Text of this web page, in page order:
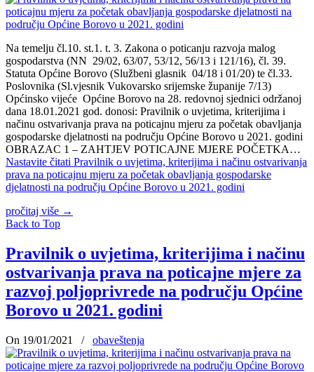
Na temelju čl.10. st.1. t. 3. Zakona o poticanju razvoja malog
gospodarstva (NN 29/02, 63/07, 53/12, 56/13 i 121/16), čl. 39.
Statuta Općine Borovo (Službeni glasnik 04/18 i 01/20) te čl.33.
Poslovnika (Sl.vjesnik Vukovarsko srijemske županije 7/13)
Općinsko vijeće Općine Borovo na 28. redovnoj sjednici održanoj
dana 18.01.2021 god. donosi: Pravilnik o uvjetima, kriterijima i
načinu ostvarivanja prava na poticajnu mjeru za početak obavljanja
gospodarske djelatnosti na području Općine Borovo u 2021. godini
OBRAZAC 1 – ZAHTJEV POTICAJNE MJERE POČETKA…
Nastavite čitati Pravilnik o uvjetima, kriterijima i načinu ostvarivanja
prava na poticajnu mjeru za početak obavljanja gospodarske
djelatnosti na području Općine Borovo u 2021. godini
pročitaj više →
Back to Top
Pravilnik o uvjetima, kriterijima i načinu
ostvarivanja prava na poticajne mjere za
razvoj poljoprivrede na području Općine
Borovo u 2021. godini
On 19/01/2021 / obaveštenja